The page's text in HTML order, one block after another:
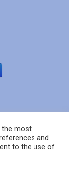
the most
and
to the use of